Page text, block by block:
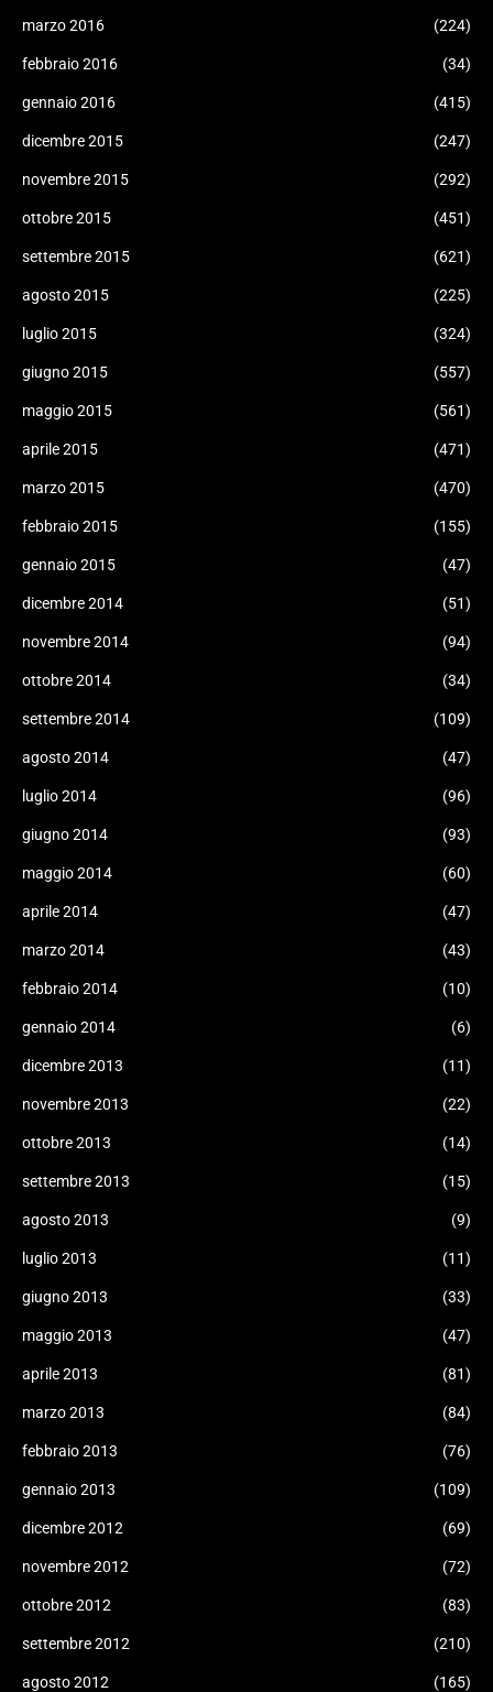
marzo 2016 (224)
febbraio 2016 (34)
gennaio 2016 (415)
dicembre 2015 (247)
novembre 2015 (292)
ottobre 2015 (451)
settembre 2015 (621)
agosto 2015 (225)
luglio 2015 (324)
giugno 2015 (557)
maggio 2015 (561)
aprile 2015 (471)
marzo 2015 (470)
febbraio 2015 (155)
gennaio 2015 (47)
dicembre 2014 (51)
novembre 2014 (94)
ottobre 2014 (34)
settembre 2014 (109)
agosto 2014 (47)
luglio 2014 (96)
giugno 2014 (93)
maggio 2014 (60)
aprile 2014 (47)
marzo 2014 (43)
febbraio 2014 (10)
gennaio 2014 (6)
dicembre 2013 (11)
novembre 2013 (22)
ottobre 2013 (14)
settembre 2013 (15)
agosto 2013 (9)
luglio 2013 (11)
giugno 2013 (33)
maggio 2013 (47)
aprile 2013 (81)
marzo 2013 (84)
febbraio 2013 (76)
gennaio 2013 (109)
dicembre 2012 (69)
novembre 2012 (72)
ottobre 2012 (83)
settembre 2012 (210)
agosto 2012 (165)